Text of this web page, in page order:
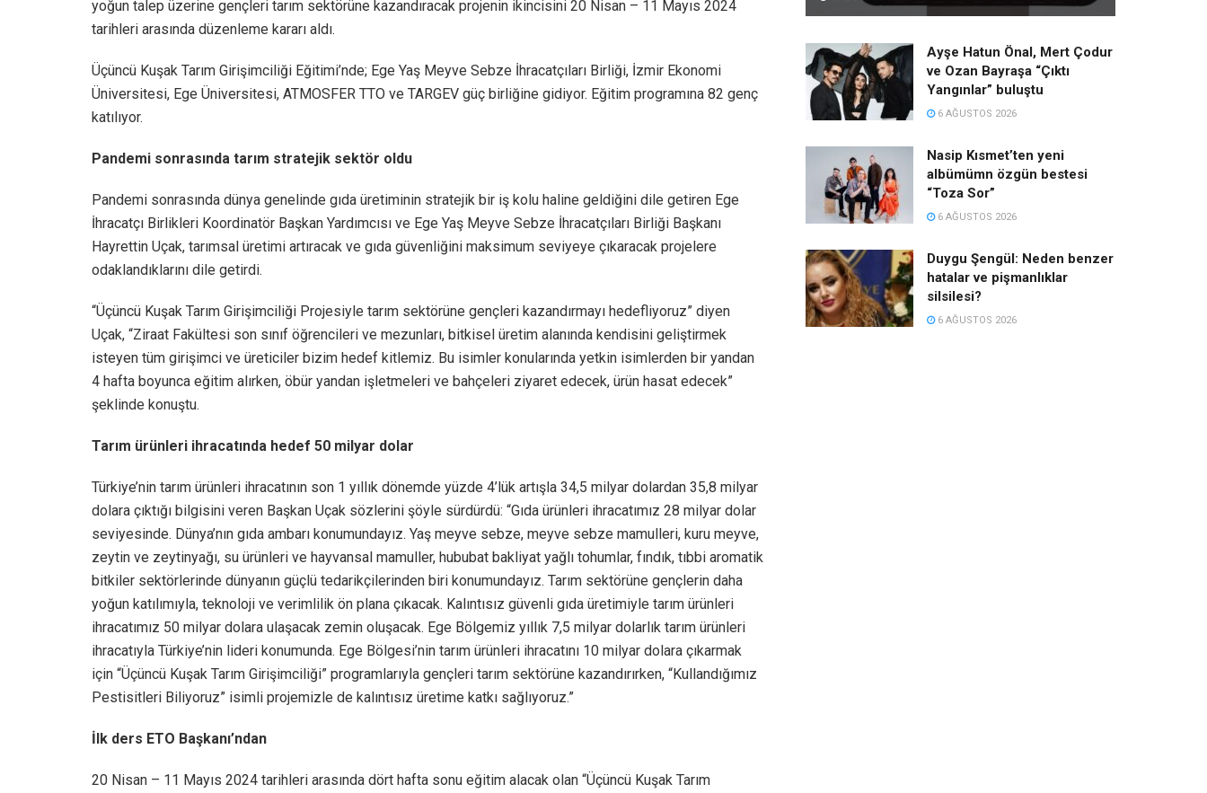
yoğun talep üzerine gençleri tarım sektörüne kazandıracak projenin ikincisini 20 Nisan – 11 Mayıs 2024
tarihleri arasında düzenleme kararı aldı.
Üçüncü Kuşak Tarım Girişimciliği Eğitimi’nde; Ege Yaş Meyve Sebze İhracatçıları Birliği, İzmir Ekonomi
Üniversitesi, Ege Üniversitesi, ATMOSFER TTO ve TARGEV güç birliğine gidiyor. Eğitim programına 82 genç
katılıyor.
Pandemi sonrasında tarım stratejik sektör oldu
Pandemi sonrasında dünya genelinde gıda üretiminin stratejik bir iş kolu haline geldiğini dile getiren Ege
İhracatçı Birlikleri Koordinatör Başkan Yardımcısı ve Ege Yaş Meyve Sebze İhracatçıları Birliği Başkanı
Hayrettin Uçak, tarımsal üretimi artıracak ve gıda güvenliğini maksimum seviyeye çıkaracak projelere
odaklandıklarını dile getirdi.
“Üçüncü Kuşak Tarım Girişimciliği Projesiyle tarım sektörüne gençleri kazandırmayı hedefliyoruz” diyen
Uçak, “Ziraat Fakültesi son sınıf öğrencileri ve mezunları, bitkisel üretim alanında kendisini geliştirmek
isteyen tüm girişimci ve üreticiler bizim hedef kitlemiz. Bu isimler konularında yetkin isimlerden bir yandan
4 hafta boyunca eğitim alırken, öbür yandan işletmeleri ve bahçeleri ziyaret edecek, ürün hasat edecek”
şeklinde konuştu.
Tarım ürünleri ihracatında hedef 50 milyar dolar
Türkiye’nin tarım ürünleri ihracatının son 1 yıllık dönemde yüzde 4’lük artışla 34,5 milyar dolardan 35,8 milyar
dolara çıktığı bilgisini veren Başkan Uçak sözlerini şöyle sürdürdü: “Gıda ürünleri ihracatımız 28 milyar dolar
seviyesinde. Dünya’nın gıda ambarı konumundayız. Yaş meyve sebze, meyve sebze mamulleri, kuru meyve,
zeytin ve zeytinyağı, su ürünleri ve hayvansal mamuller, hububat bakliyat yağlı tohumlar, fındık, tıbbi aromatik
bitkiler sektörlerinde dünyanın güçlü tedarikçilerinden biri konumundayız. Tarım sektörüne gençlerin daha
yoğun katılımıyla, teknoloji ve verimlilik ön plana çıkacak. Kalıntısız güvenli gıda üretimiyle tarım ürünleri
ihracatımız 50 milyar dolara ulaşacak zemin oluşacak. Ege Bölgemiz yıllık 7,5 milyar dolarlık tarım ürünleri
ihracatıyla Türkiye’nin lideri konumunda. Ege Bölgesi’nin tarım ürünleri ihracatını 10 milyar dolara çıkarmak
için “Üçüncü Kuşak Tarım Girişimciliği” programlarıyla gençleri tarım sektörüne kazandırırken, “Kullandığımız
Pestisitleri Biliyoruz” isimli projemizle de kalıntısız üretime katkı sağlıyoruz.”
İlk ders ETO Başkanı’ndan
20 Nisan – 11 Mayıs 2024 tarihleri arasında dört hafta sonu eğitim alacak olan “Üçüncü Kuşak Tarım
Ayşe Hatun Önal, Mert Çodur
ve Ozan Bayraşa “Çıktı
Yangınlar” buluştu
6 AĞUSTOS 2026
Nasip Kısmet’ten yeni
albümümn özgün bestesi
“Toza Sor”
6 AĞUSTOS 2026
Duygu Şengül: Neden benzer
hatalar ve pişmanlıklar
silsilesi?
6 AĞUSTOS 2026